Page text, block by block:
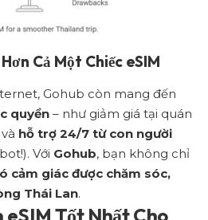
Cả Một Chiếc eSIM
Gohub còn mang đến
quyền – như giảm giá tại quán
hỗ trợ 24/7 từ con người
Với Gohub, bạn không chỉ
cảm giác được chăm sóc,
Thái Lan.